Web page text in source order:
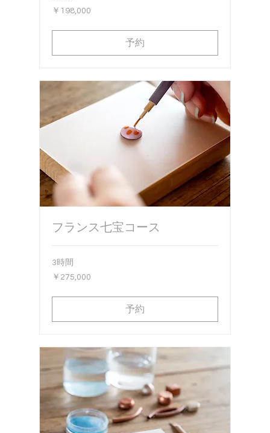
198,000
円
￥198,000
予約
フランス七宝コース
3時間
275,000
円
￥275,000
予約